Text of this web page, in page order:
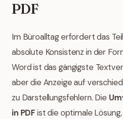
PDF
Im Büroalltag erfordert das
absolute Konsistenz in der
Word ist das gängigste
aber die Anzeige auf
zu Darstellungsfehlern. Die
in PDFist die optimale